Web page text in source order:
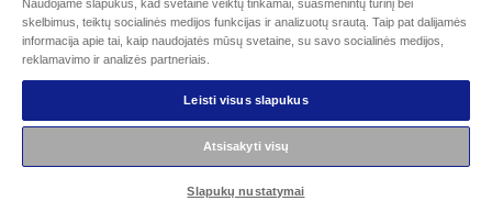
Susisiekite su mumis dėl savo duomenų
Cookie Information
„Epson“ įsipareigojimas dėl prieinamumo
© „Seiko Epson“, 2026 m.
Naudojame slapukus, kad svetainė veiktų tinkamai, suasmenintų turinį bei
skelbimus, teiktų socialinės medijos funkcijas ir analizuotų srautą. Taip pat dalijamės
informacija apie tai, kaip naudojatės mūsų svetaine, su savo socialinės medijos,
reklamavimo ir analizės partneriais.
Leisti visus slapukus
Atsisakyti visų
Slapukų nustatymai